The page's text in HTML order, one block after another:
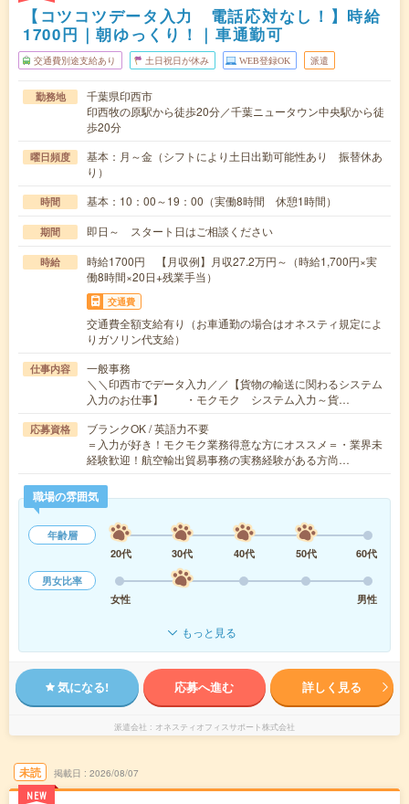
【コツコツデータ入力 電話応対なし！】時給
1700円｜朝ゆっくり！｜車通勤可
交通費別途支給あり 土日祝日が休み WEB登録OK 派遣
勤務地
千葉県印西市
印西牧の原駅から徒歩20分／千葉ニュータウン中央駅から徒
歩20分
曜日頻度
基本：月～金（シフトにより土日出勤可能性あり 振替休あ
り）
時間 基本：10：00～19：00（実働8時間 休憩1時間）
期間 即日～ スタート日はご相談ください
時給
時給1700円 【月収例】月収27.2万円～（時給1,700円×実
働8時間×20日+残業手当）
交通費
交通費全額支給有り（お車通勤の場合はオネスティ規定によ
りガソリン代支給）
仕事内容
一般事務
＼＼印西市でデータ入力／／【貨物の輸送に関わるシステム
入力のお仕事】 ・モクモク システム入力～貨…
応募資格
ブランクOK / 英語力不要
＝入力が好き！モクモク業務得意な方にオススメ＝・業界未
経験歓迎！航空輸出貿易事務の実務経験がある方尚…
職場の雰囲気
年齢層
20代
30代 40代 50代
60代
男女比率
女性
男性
もっと見る
気になる! 応募へ進む 詳しく見る
派遣会社 オネスティオフィスサポート株式会社
未読
NEW
掲載日 2026/08/07